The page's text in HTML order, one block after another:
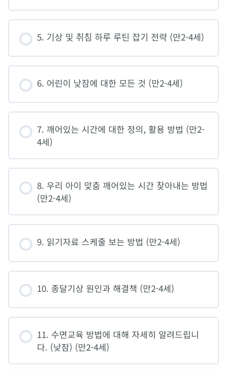
5. 기상 및 취침 하루 루틴 잡기 전략 (만2-4세)
6. 어린이 낮잠에 대한 모든 것 (만2-4세)
7. 깨어있는 시간에 대한 정의, 활용 방법 (만2-
4세)
8. 우리 아이 맞춤 깨어있는 시간 찾아내는 방법
(만2-4세)
9. 읽기자료 스케줄 보는 방법 (만2-4세)
10. 종달기상 원인과 해결책 (만2-4세)
11. 수면교육 방법에 대해 자세히 알려드립니
다. (낮잠) (만2-4세)